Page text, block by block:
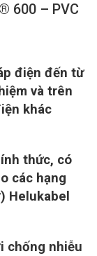
600 – PVC
điện đến từ
và trên
khác
thức, có
các hạng
Helukabel
chống nhiễu